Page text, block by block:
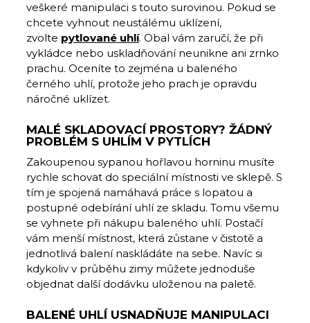
veškeré manipulaci s touto surovinou. Pokud se
chcete vyhnout neustálému uklízení,
zvolte pytlované uhlí. Obal vám zaručí, že při
vykládce nebo uskladňování neunikne ani zrnko
prachu. Oceníte to zejména u baleného
černého uhlí, protože jeho prach je opravdu
náročné uklízet.
MALÉ SKLADOVACÍ PROSTORY? ŽÁDNÝ
PROBLÉM S UHLÍM V PYTLÍCH
Zakoupenou sypanou hořlavou horninu musíte
rychle schovat do speciální místnosti ve sklepě. S
tím je spojená namáhavá práce s lopatou a
postupné odebírání uhlí ze skladu. Tomu všemu
se vyhnete při nákupu baleného uhlí. Postačí
vám menší místnost, která zůstane v čistotě a
jednotlivá balení naskládáte na sebe. Navíc si
kdykoliv v průběhu zimy můžete jednoduše
objednat další dodávku uloženou na paletě.
BALENÉ UHLÍ USNADŇUJE MANIPULACI